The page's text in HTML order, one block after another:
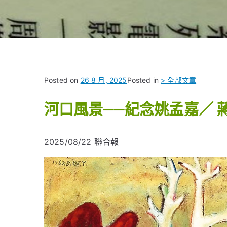
Posted on 26 8 月, 2025Posted in > 全部文章
河口風景──紀念姚孟嘉／
2025/08/22 聯合報